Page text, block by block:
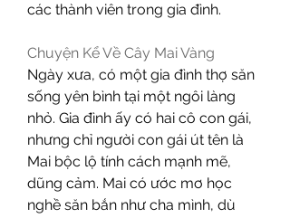
các thành viên trong gia đình.
Chuyện Kể Về Cây Mai Vàng
Ngày xưa, có một gia đình thợ săn
sống yên bình tại một ngôi làng
nhỏ. Gia đình ấy có hai cô con gái,
nhưng chỉ người con gái út tên là
Mai bộc lộ tính cách mạnh mẽ,
dũng cảm. Mai có ước mơ học
nghề săn bắn như cha mình, dù